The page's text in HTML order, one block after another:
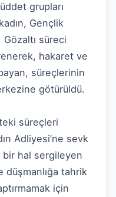
grupları
Gençlik
süreci
hakaret ve
süreçlerinin
götürüldü.
süreçleri
Adliyesi’ne sevk
hal sergileyen
düşmanlığa tahrik
için